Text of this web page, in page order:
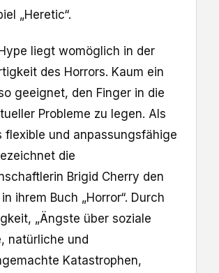
„Heretic“.
liegt womöglich in der
des Horrors. Kaum ein
geeignet, den Finger in die
Probleme zu legen. Als
flexible und anpassungsfähige
die
Brigid Cherry den
ihrem Buch „Horror“. Durch
„Ängste über soziale
natürliche und
Katastrophen,